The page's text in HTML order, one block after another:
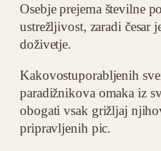
Osebje prejema številne
ustrežljivost, zaradi česar
doživetje.
Kakovostuporabljenih
paradižnikova omaka iz
obogati vsak grižljaj
pripravljenih pic.